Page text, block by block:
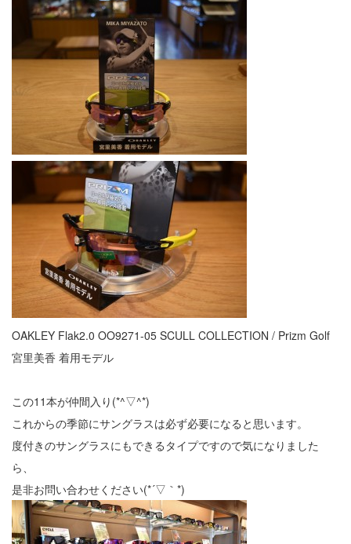
OAKLEY Flak2.0 OO9271-05 SCULL COLLECTION / Prizm Golf
宮里美香 着用モデル
この11本が仲間入り(*^▽^*)
これからの季節にサングラスは必ず必要になると思います。
度付きのサングラスにもできるタイプですので気になりました
ら、
是非お問い合わせください(*´▽｀*)